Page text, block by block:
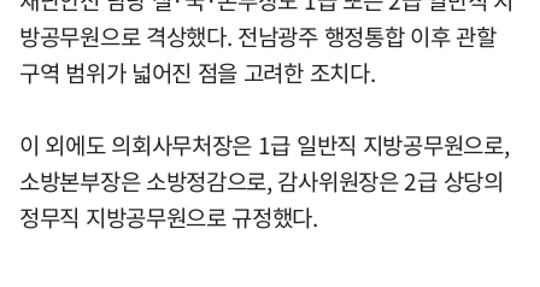
방공무원으로 격상했다. 전남광주 행정통합 이후 관할
구역 범위가 넓어진 점을 고려한 조치다.
이 외에도 의회사무처장은 1급 일반직 지방공무원으로,
소방본부장은 소방정감으로, 감사위원장은 2급 상당의
정무직 지방공무원으로 규정했다.